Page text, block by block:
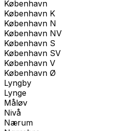
København
København K
København N
København NV
København S
København SV
København V
København Ø
Lyngby
Lynge
Måløv
Nivå
Nærum